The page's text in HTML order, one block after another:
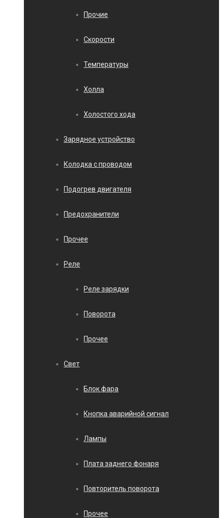
Прочие
Скорости
Температуры
Холла
Холостого хода
Зарядное устройство
Колодка с проводом
Подогрев двигателя
Предохранители
Прочее
Реле
Реле зарядки
Поворота
Прочее
Свет
Блок фара
Кнопка аварийной сигнал
Лампы
Плата заднего фонаря
Повторитель поворота
Прочее